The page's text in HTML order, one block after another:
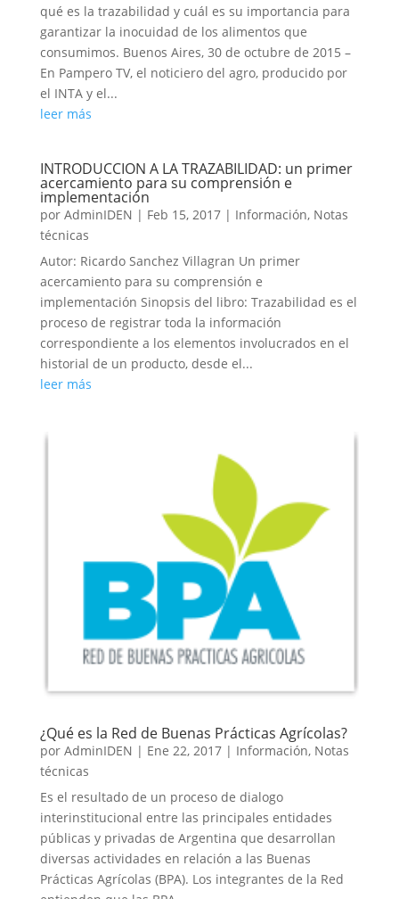
qué es la trazabilidad y cuál es su importancia para
garantizar la inocuidad de los alimentos que
consumimos. Buenos Aires, 30 de octubre de 2015 –
En Pampero TV, el noticiero del agro, producido por
el INTA y el...
leer más
INTRODUCCION A LA TRAZABILIDAD: un primer
acercamiento para su comprensión e
implementación
por AdminIDEN | Feb 15, 2017| Información, Notas
técnicas
Autor: Ricardo Sanchez Villagran Un primer
acercamiento para su comprensión e
implementación Sinopsis del libro: Trazabilidad es el
proceso de registrar toda la información
correspondiente a los elementos involucrados en el
historial de un producto, desde el...
leer más
¿Qué es la Red de Buenas Prácticas Agrícolas?
por AdminIDEN | Ene 22, 2017| Información, Notas
técnicas
Es el resultado de un proceso de dialogo
interinstitucional entre las principales entidades
públicas y privadas de Argentina que desarrollan
diversas actividades en relación a las Buenas
Prácticas Agrícolas (BPA). Los integrantes de la Red